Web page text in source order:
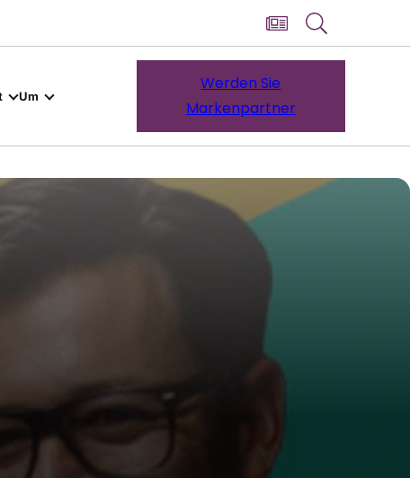
Um
Werden Sie
Markenpartner